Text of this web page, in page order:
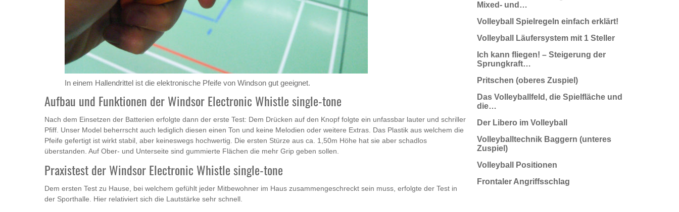
In einem Hallendrittel ist die elektronische Pfeife von Windson gut geeignet.
Aufbau und Funktionen der Windsor Electronic Whistle single-tone
Nach dem Einsetzen der Batterien erfolgte dann der erste Test: Dem Drücken auf den Knopf folgte ein unfassbar lauter und schriller
Pfiff. Unser Model beherrscht auch lediglich diesen einen Ton und keine Melodien oder weitere Extras. Das Plastik aus welchem die
Pfeife gefertigt ist wirkt stabil, aber keineswegs hochwertig. Die ersten Stürze aus ca. 1,50m Höhe hat sie aber schadlos
überstanden. Auf Ober- und Unterseite sind gummierte Flächen die mehr Grip geben sollen.
Praxistest der Windsor Electronic Whistle single-tone
Dem ersten Test zu Hause, bei welchem gefühlt jeder Mitbewohner im Haus zusammengeschreckt sein muss, erfolgte der Test in
der Sporthalle. Hier relativiert sich die Lautstärke sehr schnell.
Mixed- und…
Volleyball Spielregeln einfach erklärt!
Volleyball Läufersystem mit 1 Steller
Ich kann fliegen! – Steigerung der
Sprungkraft…
Pritschen (oberes Zuspiel)
Das Volleyballfeld, die Spielfläche und
die…
Der Libero im Volleyball
Volleyballtechnik Baggern (unteres
Zuspiel)
Volleyball Positionen
Frontaler Angriffsschlag